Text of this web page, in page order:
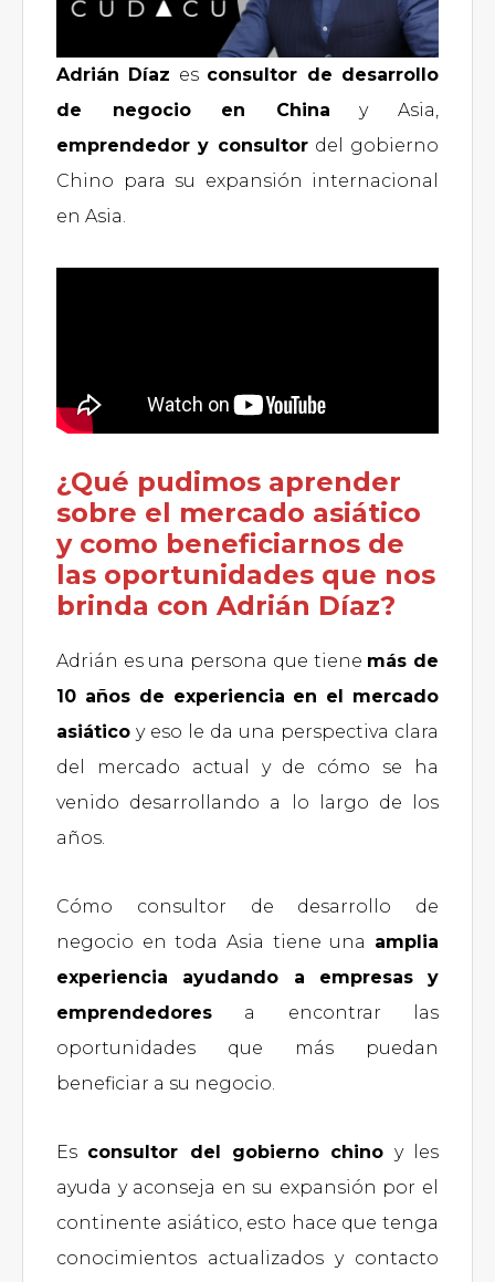
Adrián Díaz es consultor de desarrollo
de negocio en China y Asia,
emprendedor y consultordel gobierno
Chino para su expansión internacional
en Asia.
¿Qué pudimos aprender
sobre el mercado asiático
y como beneficiarnos de
las oportunidades que nos
brinda con Adrián Díaz?
Adrián es una persona que tiene más de
10 años de experiencia en el mercado
asiático y eso le da una perspectiva clara
del mercado actual y de cómo se ha
venido desarrollando a lo largo de los
años.
Cómo consultor de desarrollo de
negocio en toda Asia tiene una amplia
experiencia ayudando a empresas y
emprendedores a encontrar las
oportunidades que más puedan
beneficiar a su negocio.
Es consultor del gobierno chino y les
ayuda y aconseja en su expansión por el
continente asiático, esto hace que tenga
conocimientos actualizados y contacto